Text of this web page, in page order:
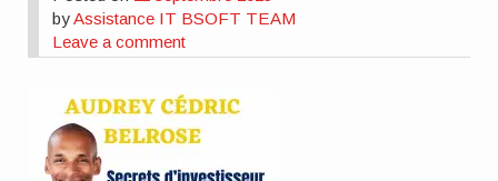
byAssistance IT BSOFT TEAM
Leave a comment